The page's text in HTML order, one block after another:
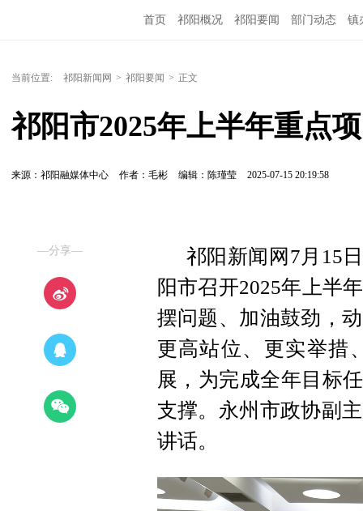
首页 祁阳概况 祁阳要闻 部门动态 镇
当前位置: 祁阳新闻网 > 祁阳要闻 > 正文
祁阳市2025年上半年重点
来源：祁阳融媒体中心 作者：毛彬 编辑：陈瑾莹 2025-07-15 20:19:58
—分享—
祁阳新闻网7月15
阳市召开2025年上半
摆问题、加油鼓劲，
更高站位、更实举措
展，为完成全年目标
支撑。永州市政协副
讲话。